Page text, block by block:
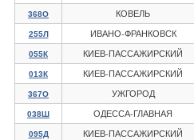
368О КОВЕЛЬ
255Л ИВАНО-ФРАНКОВСК
055К КИЕВ-ПАССАЖИРСКИЙ
013К КИЕВ-ПАССАЖИРСКИЙ
367О УЖГОРОД
038Ш ОДЕССА-ГЛАВНАЯ
095Д КИЕВ-ПАССАЖИРСКИЙ